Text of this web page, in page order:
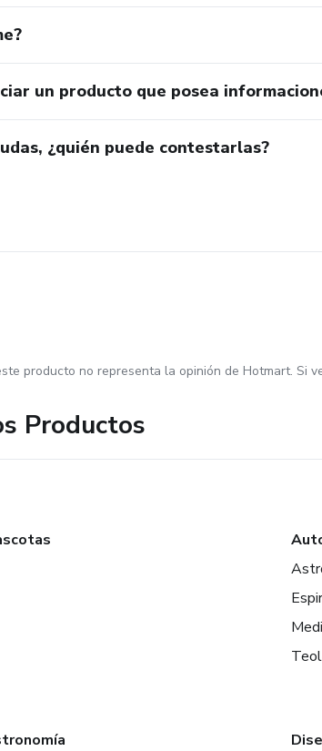
un producto que posea
¿quién puede contestarlas?
producto no representa la opinión de Hotmart. Si
Productos